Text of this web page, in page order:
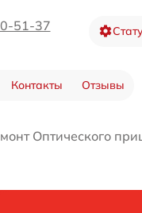
51-37
Контакты Отзывы
Оптического